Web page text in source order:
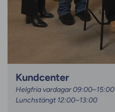
Kundcenter
Helgfria vardagar 09:00–15:00
Lunchstängt 12:00–13:00